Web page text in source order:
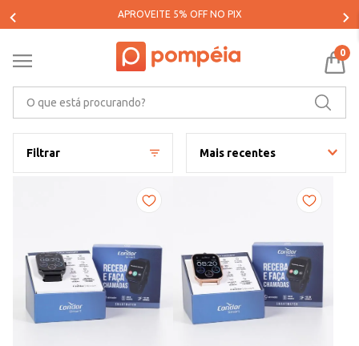
PARCELE SUAS COMPRAS EM ATÉ 5X SEM JUROS*
0
Filtrar Mais recentes